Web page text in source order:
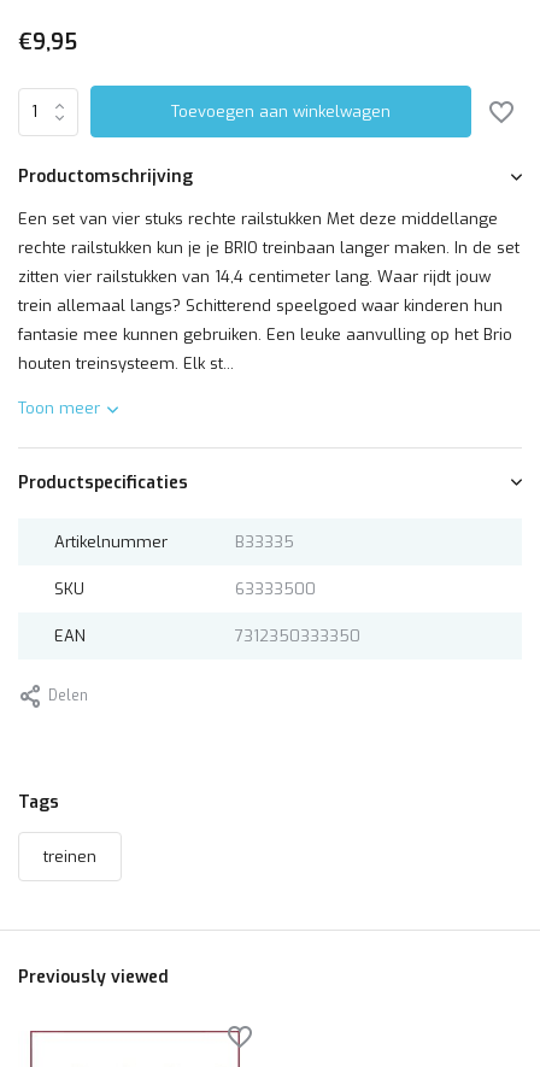
€9,95
Toevoegen aan winkelwagen
Productomschrijving
Een set van vier stuks rechte railstukken Met deze middellange
rechte railstukken kun je je BRIO treinbaan langer maken. In de set
zitten vier railstukken van 14,4 centimeter lang. Waar rijdt jouw
trein allemaal langs? Schitterend speelgoed waar kinderen hun
fantasie mee kunnen gebruiken. Een leuke aanvulling op het Brio
houten treinsysteem. Elk st...
Toon meer
Productspecificaties
Artikelnummer B33335
SKU 63333500
EAN 7312350333350
Delen
Tags
treinen
Previously viewed